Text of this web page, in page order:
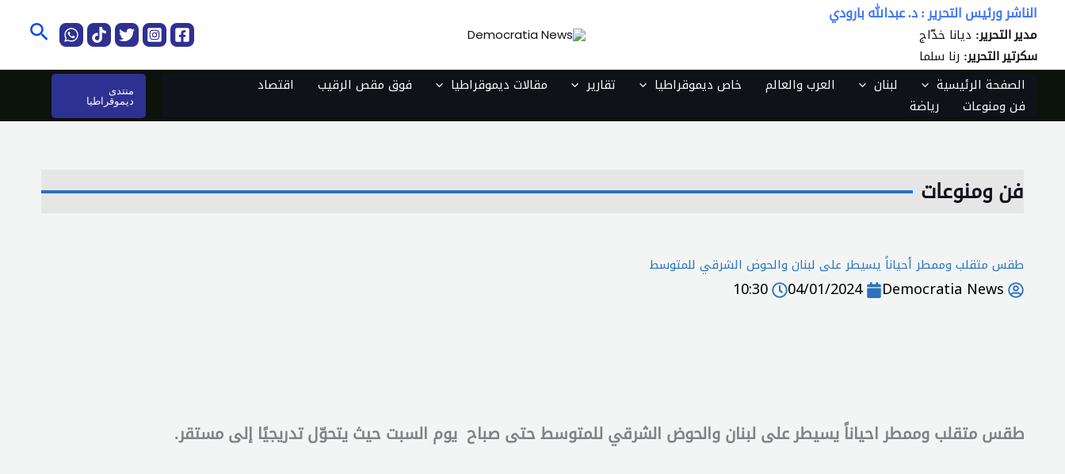
تخطي
المحتوى
الناشر ورئيس التحرير : د. عبدالله بارودي
مدير التحرير: ديانا خدّاج
سكرتير التحرير: رنا سلما
الصفحة الرئيسية لبنان العرب والعالم خاص ديموقراطيا تقارير مقالات ديموقراطيا فوق مقص الرقيب
اقتصاد
فن ومنوعات
رياضة
منتدى
ديموقراطيا
فن ومنوعات
طقس متقلب وممطر أحياناً يسيطر على لبنان والحوض الشرقي للمتوسط
Democratia News
04/01/2024
10:30
طقس متقلب وممطر احياناً يسيطر على لبنان والحوض الشرقي للمتوسط حتى صباح يوم السبت حيث يتحوّل تدريجيًا إلى مستقر.